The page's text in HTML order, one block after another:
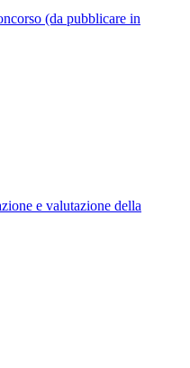
(da pubblicare in
e valutazione della